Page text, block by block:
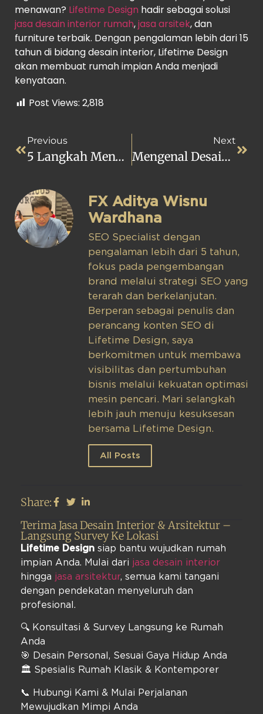
menawan? Lifetime Design hadir sebagai solusi
jasa desain interior rumah,jasa arsitek, dan
furniture terbaik. Dengan pengalaman lebih dari 15
tahun di bidang desain interior, Lifetime Design
akan membuat rumah impian Anda menjadi
kenyataan.
Post Views: 2,818
Previous
5 Langkah Menyulap Teras Depan Rumah Menjadi Lebih Asri
Next
Mengenal Desain Victoria Yang Unik Dan Bernilai Seni Tinggi
FX Aditya Wisnu
Wardhana
SEO Specialist dengan
pengalaman lebih dari 5 tahun,
fokus pada pengembangan
brand melalui strategi SEO yang
terarah dan berkelanjutan.
Berperan sebagai penulis dan
perancang konten SEO di
Lifetime Design, saya
berkomitmen untuk membawa
visibilitas dan pertumbuhan
bisnis melalui kekuatan optimasi
mesin pencari. Mari selangkah
lebih jauh menuju kesuksesan
bersama Lifetime Design.
All Posts
Share:
Terima Jasa Desain Interior & Arsitektur –
Langsung Survey Ke Lokasi
Lifetime Design siap bantu wujudkan rumah
impian Anda. Mulai dari jasa desain interior
hingga jasa arsitektur, semua kami tangani
dengan pendekatan menyeluruh dan
profesional.
🔍 Konsultasi & Survey Langsung ke Rumah
Anda
🎯 Desain Personal, Sesuai Gaya Hidup Anda
🏛️ Spesialis Rumah Klasik & Kontemporer
📞 Hubungi Kami & Mulai Perjalanan
Mewujudkan Mimpi Anda